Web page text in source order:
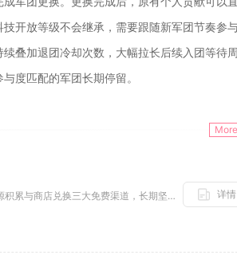
开放等级不会继承，需要跟随新军团节奏参
叠加退团冷却次数，大幅拉长后续入团等待周
度匹配的军团长期停留。
无需支付也能稳定获取赤金将，核心在于吃透限时活动、日常资源积累与商店兑换三大免费渠道，长期坚持即可集齐赤金将并完成升星。... 详情